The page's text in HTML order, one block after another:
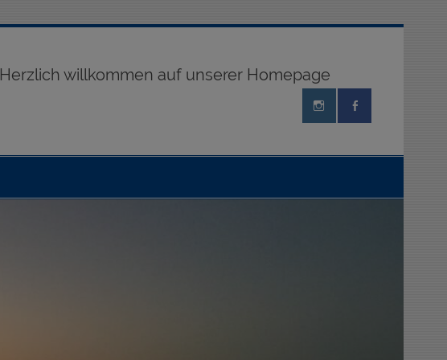
Herzlich willkommen auf unserer Homepage